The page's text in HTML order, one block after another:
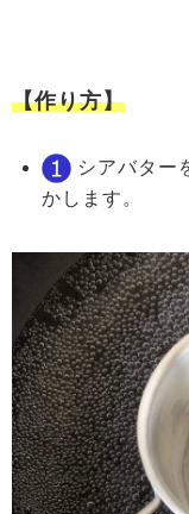
【作り方】
シアバター
かします。